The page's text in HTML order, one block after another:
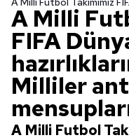
A Milli
FIFA
Milliler
A Milli Futbol